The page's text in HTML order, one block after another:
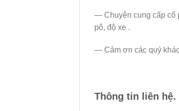
— Chuyên cung cấp cổ
pô, độ xe .
— Cảm ơn các quý
Thông tin liên hệ.